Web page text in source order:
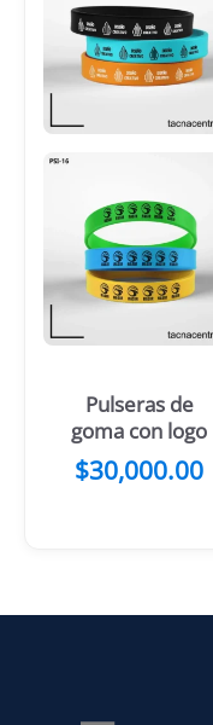
Pulseras de
goma con logo
$30,000.00